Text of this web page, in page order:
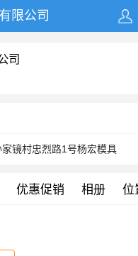
限公司
司
镜村忠烈路1号杨宏模具
优惠促销 相册 位